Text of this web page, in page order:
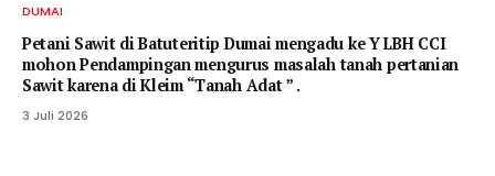
DUMAI
Petani Sawit di Batuteritip Dumai mengadu ke Y LBH CCI
mohon Pendampingan mengurus masalah tanah pertanian
Sawit karena di Kleim “Tanah Adat ” .
3 Juli 2026